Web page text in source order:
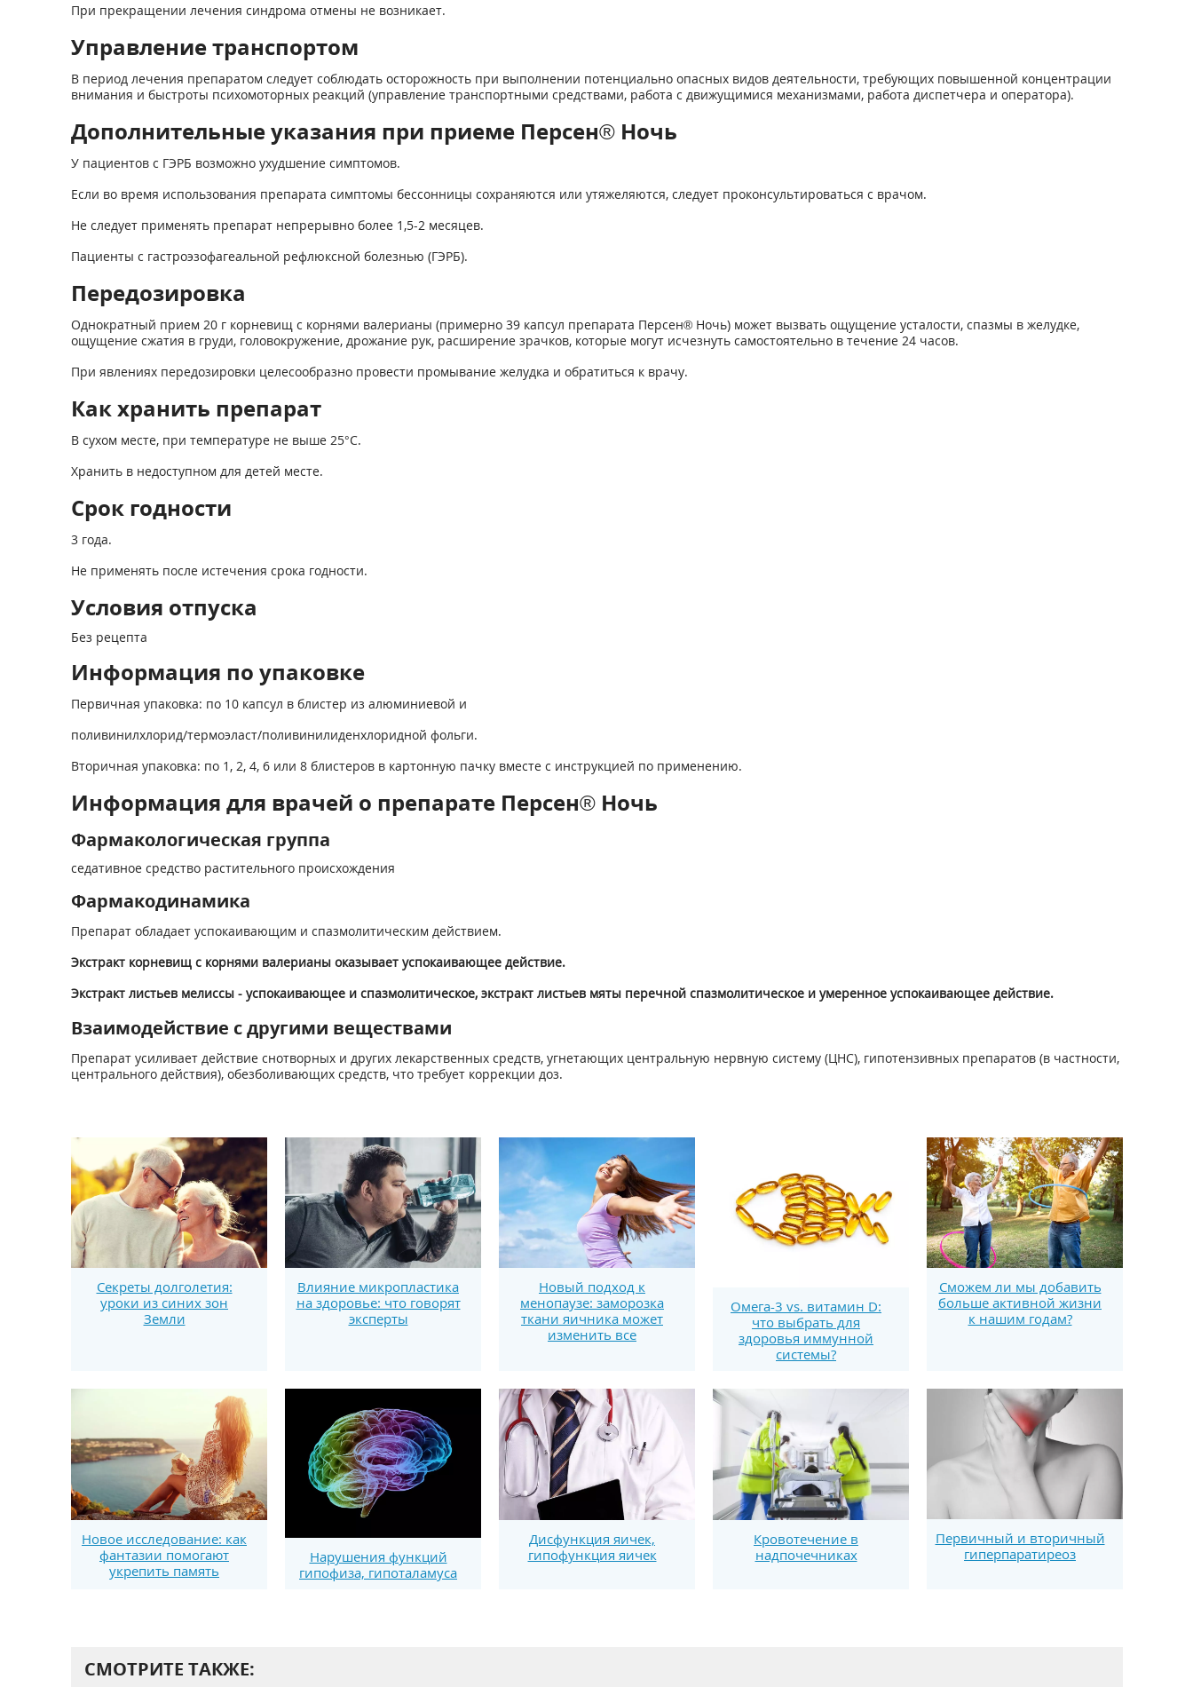
При прекращении лечения синдрома отмены не возникает.
Управление транспортом
В период лечения препаратом следует соблюдать осторожность при выполнении потенциально опасных видов деятельности, требующих повышенной концентрации
внимания и быстроты психомоторных реакций (управление транспортными средствами, работа с движущимися механизмами, работа диспетчера и оператора).
Дополнительные указания при приеме Персен® Ночь
У пациентов с ГЭРБ возможно ухудшение симптомов.
Если во время использования препарата симптомы бессонницы сохраняются или утяжеляются, следует проконсультироваться с врачом.
Не следует применять препарат непрерывно более 1,5-2 месяцев.
Пациенты с гастроэзофагеальной рефлюксной болезнью (ГЭРБ).
Передозировка
Однократный прием 20 г корневищ с корнями валерианы (примерно 39 капсул препарата Персен® Ночь) может вызвать ощущение усталости, спазмы в желудке,
ощущение сжатия в груди, головокружение, дрожание рук, расширение зрачков, которые могут исчезнуть самостоятельно в течение 24 часов.
При явлениях передозировки целесообразно провести промывание желудка и обратиться к врачу.
Как хранить препарат
В сухом месте, при температуре не выше 25°С.
Хранить в недоступном для детей месте.
Срок годности
3 года.
Не применять после истечения срока годности.
Условия отпуска
Без рецепта
Информация по упаковке
Первичная упаковка: по 10 капсул в блистер из алюминиевой и
поливинилхлорид/термоэласт/поливинилиденхлоридной фольги.
Вторичная упаковка: по 1, 2, 4, 6 или 8 блистеров в картонную пачку вместе с инструкцией по применению.
Информация для врачей о препарате Персен® Ночь
Фармакологическая группа
седативное средство растительного происхождения
Фармакодинамика
Препарат обладает успокаивающим и спазмолитическим действием.
Экстракт корневищ с корнями валерианы оказывает успокаивающее действие.
Экстракт листьев мелиссы - успокаивающее и спазмолитическое, экстракт листьев мяты перечной спазмолитическое и умеренное успокаивающее действие.
Взаимодействие с другими веществами
Препарат усиливает действие снотворных и других лекарственных средств, угнетающих центральную нервную систему (ЦНС), гипотензивных препаратов (в частности,
центрального действия), обезболивающих средств, что требует коррекции доз.
Секреты долголетия:
уроки из синих зон
Земли
Влияние микропластика
на здоровье: что говорят
эксперты
Новый подход к
менопаузе: заморозка
ткани яичника может
изменить все
Омега-3 vs. витамин D:
что выбрать для
здоровья иммунной
системы?
Сможем ли мы добавить
больше активной жизни
к нашим годам?
Новое исследование: как
фантазии помогают
укрепить память
Нарушения функций
гипофиза, гипоталамуса
Дисфункция яичек,
гипофункция яичек
Кровотечение в
надпочечниках
Первичный и вторичный
гиперпаратиреоз
СМОТРИТЕ ТАКЖЕ: